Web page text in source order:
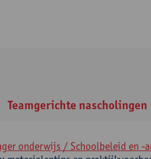
Teamgerichte nascholingen
onderwijs / Schoolbeleid en